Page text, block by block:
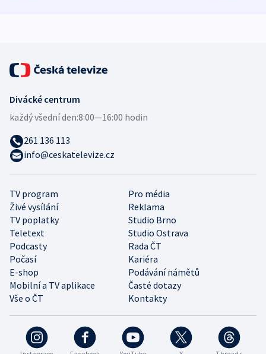
TV program
Pro média
Živé vysílání
Reklama
TV poplatky
Studio Brno
Teletext
Studio Ostrava
Podcasty
Rada ČT
Počasí
Kariéra
E-shop
Podávání námětů
Mobilní a TV aplikace
Časté dotazy
Vše o ČT
Kontakty
Divácké centrum
každý všední den:8:00—16:00 hodin
261 136 113
info@ceskatelevize.cz